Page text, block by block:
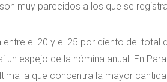
muy parecidos a los que se
el 20 y el 25 por ciento del total
espejo de la nómina anual. En
la que concentra la mayor